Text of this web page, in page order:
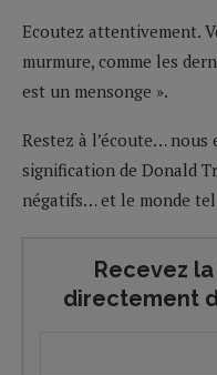
Ecoutez attentivement.
murmure, comme les
est un mensonge ».
Restez à l’écoute…
signification de Donald
négatifs… et le monde
Recevez
directement